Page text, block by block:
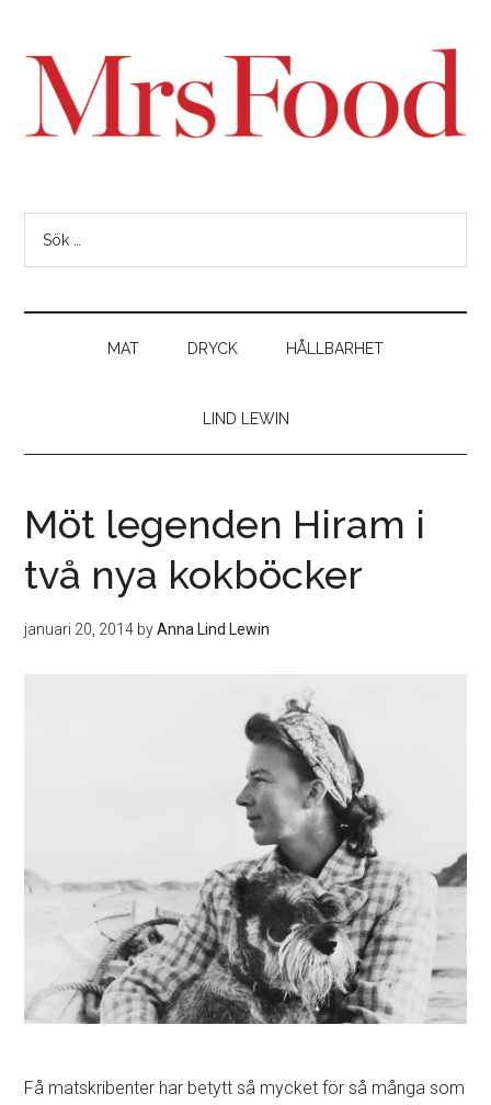
MAT DRYCK HÅLLBARHET
LIND LEWIN
Möt legenden Hiram i
två nya kokböcker
januari 20, 2014 byAnna Lind Lewin
Få matskribenter har betytt så mycket för så många som